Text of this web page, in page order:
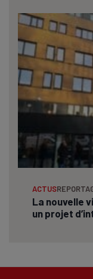
ACTUS
La nouvelle
un projet